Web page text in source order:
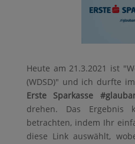
Heute am 21.3.2021 ist
(WDSD)" und ich durfte
Erste Sparkasse
drehen. Das Ergebnis
betrachten, indem Ihr
diese Link auswählt,